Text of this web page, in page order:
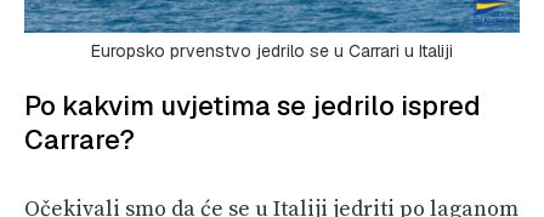
Europsko prvenstvo jedrilo se u Carrari u Italiji
Po kakvim uvjetima se jedrilo ispred
Carrare?
Očekivali smo da će se u Italiji jedriti po laganom